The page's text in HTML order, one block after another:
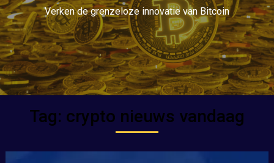
Verken de grenzeloze innovatie van Bitcoin
Tag: crypto nieuws vandaag